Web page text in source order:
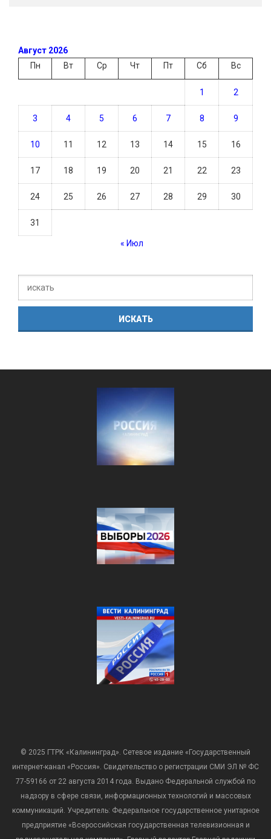
Август 2026
Пн
Вт Ср Чт Пт Сб Вс
1 2
3 4 5 6 7 8 9
10 11 12 13 14 15 16
17 18 19 20 21 22 23
24 25 26 27 28 29 30
31
« Июл
© 2025 ГТРК «Калининград». Сетевое издание «Государственный
интернет-канал «Россия». Свидетельство о регистрации СМИ ЭЛ № ФС
77-59166 от 22 августа 2014 года. Выдано Федеральной службой по
надзору в сфере связи, информационных технологий и массовых
коммуникаций. Учредитель: Федеральное государственное унитарное
предприятие «Всероссийская государственная телевизионная и